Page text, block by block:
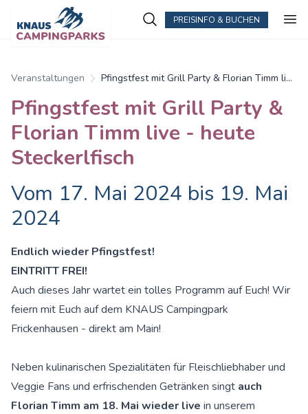
PREISINFO & BUCHEN
Veranstaltungen
Pfingstfest mit Grill Party & Florian Timm live
Pfingstfest mit Grill Party &
Florian Timm live - heute
Steckerlfisch
Vom 17. Mai 2024 bis 19. Mai
2024
Endlich wieder Pfingstfest!
EINTRITT FREI!
Auch dieses Jahr wartet ein tolles Programm auf Euch! Wir
feiern mit Euch auf dem KNAUS Campingpark
Frickenhausen - direkt am Main!
Neben kulinarischen Spezialitäten für Fleischliebhaber und
Veggie Fans und erfrischenden Getränken singt auch
Florian Timm am 18. Mai wieder live in unserem